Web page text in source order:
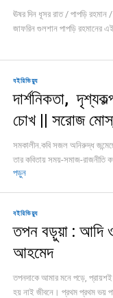
ঊষর দিন ধূসর রাত / পাপড়ি রহমান
জাফরিন গুলশান পাপড়ি রহমানের
বইরিভিয়্যু
দার্শনিকতা,
চোখ || সরোজ
সমকালীন.কবি সজল অনিরুদ্ধ
তার কবিতায় সময়-সমাজ-রাজনীতি
পড়ুন
বইরিভিয়্যু
তপন বড়ুয়া : আদি
আহমেদ
তপনদাকে আমার মনে পড়ে,
হয় নাই জীবনে। প্রথম প্রথম ভয়